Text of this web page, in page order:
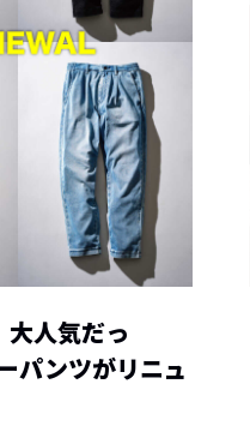
大人気だっ
パンツがリニュ